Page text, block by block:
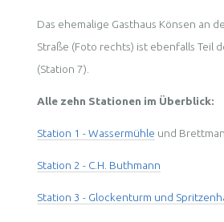
Das ehemalige Gasthaus Könsen an
Straße (Foto rechts) ist ebenfalls Teil
(Station 7).
Alle zehn Stationen im Überblick:
Station 1 - Wassermühle und
Station 2 - C.H. Buthmann
Station 3 - Glockenturm und